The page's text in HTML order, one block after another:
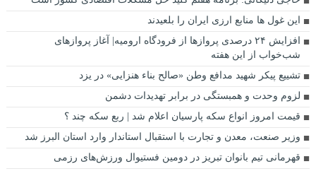
این غول ها منابع ارزی ایران را بلعیدند
افزایش ۲۴ درصدی پروازها از فرودگاه ارومیه| آغاز پروازهای
شب‌خواب از این هفته
تشییع پیکر شهید مدافع وطن «صالح بناء هنزایی» در یزد
لزوم وحدت و همبستگی در برابر تهدیدات دشمن
قیمت امروز انواع سکه پارسیان اعلام شد | ربع سکه چند ؟
وزیر صنعت، معدن و تجارت با استقبال استاندار وارد استان البرز شد
قهرمانی تیم بانوان تبریز در دومین فستیوال ورزش‌های رزمی